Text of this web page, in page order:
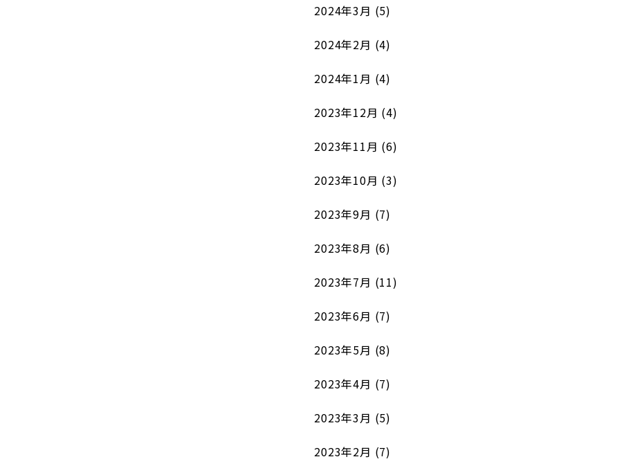
2024年3月 (5)
2024年2月 (4)
2024年1月 (4)
2023年12月 (4)
2023年11月 (6)
2023年10月 (3)
2023年9月 (7)
2023年8月 (6)
2023年7月 (11)
2023年6月 (7)
2023年5月 (8)
2023年4月 (7)
2023年3月 (5)
2023年2月 (7)